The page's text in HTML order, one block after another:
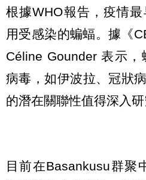
根據WHO報告，疫情
用受感染的蝙蝠。據《
Céline Gounder 表示
病毒，如伊波拉、冠狀
的潛在關聯性值得深入研
目前在Basankusu群聚